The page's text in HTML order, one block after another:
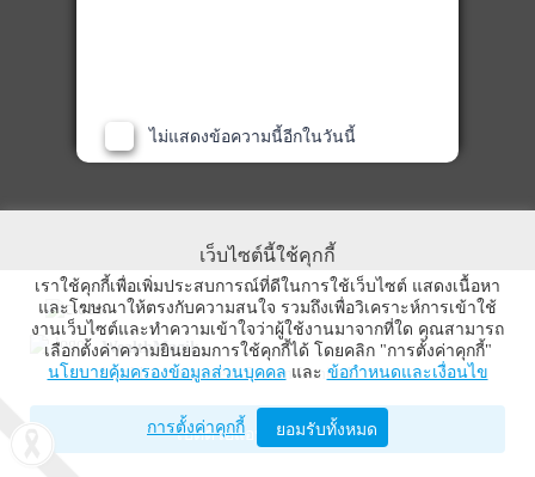
กู้เงินด่วนออนไลน์
WealthMagik
Wealth Management System Limited
เปิดด้วยแอป WealthMagik
ไม่แสดงข้อความนี้อีกในวันนี้
เว็บไซต์นี้ใช้คุกกี้
เราใช้คุกกี้เพื่อเพิ่มประสบการณ์ที่ดีในการใช้เว็บไซต์ แสดงเนื้อหา
และโฆษณาให้ตรงกับความสนใจ รวมถึงเพื่อวิเคราะห์การเข้าใช้
งานเว็บไซต์และทำความเข้าใจว่าผู้ใช้งานมาจากที่ใด คุณสามารถ
เลือกตั้งค่าความยินยอมการใช้คุกกี้ได้ โดยคลิก "การตั้งค่าคุกกี้"
นโยบายคุ้มครองข้อมูลส่วนบุคคล และ ข้อกำหนดและเงื่อนไข
การตั้งค่าคุกกี้ ยอมรับทั้งหมด